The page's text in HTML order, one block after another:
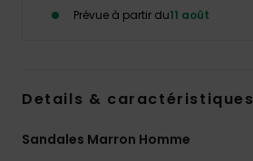
Prévue à partir du11 août
Details & caractéristiques
Sandales Marron Homme